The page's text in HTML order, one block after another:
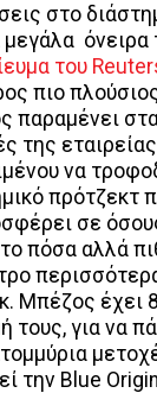
στο
μεγάλα
του
πιο
παραμένει
της
να
πρότζεκτ
σε
πόσα αλλά
Μπέζος έχει
τους, για να
την Blue